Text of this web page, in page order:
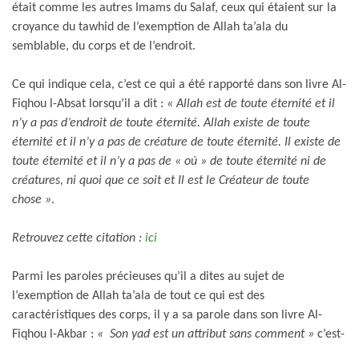
était comme les autres Imams du Salaf, ceux qui étaient sur la
croyance du tawhid de l’exemption de Allah ta’ala du
semblable, du corps et de l’endroit.
Ce qui indique cela, c’est ce qui a été rapporté dans son livre Al-
Fiqhou l-Absat lorsqu’il a dit : « Allah est de toute éternité et il
n’y a pas d’endroit de toute éternité. Allah existe de toute
éternité et il n’y a pas de créature de toute éternité. Il existe de
toute éternité et il n’y a pas de « où » de toute éternité ni de
créatures, ni quoi que ce soit et Il est le Créateur de toute
chose ».
Retrouvez cette citation : ici
Parmi les paroles précieuses qu’il a dites au sujet de
l’exemption de Allah ta’ala de tout ce qui est des
caractéristiques des corps, il y a sa parole dans son livre Al-
Fiqhou l-Akbar : « Son yad est un attribut sans comment » c’est-